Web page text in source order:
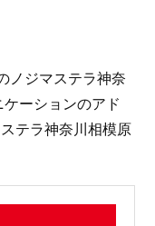
ノジマステラ神奈
ーションのアド
テラ神奈川相模原